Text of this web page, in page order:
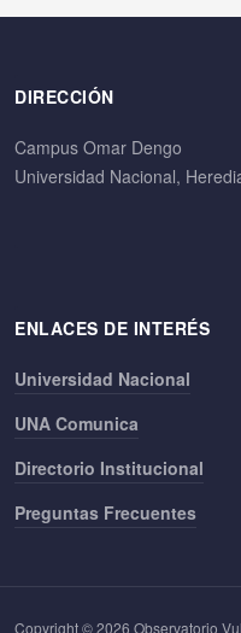
DIRECCIÓN
Campus Omar Dengo
Universidad Nacional,
ENLACES DE INTERÉS
Universidad Nacional
UNA Comunica
Directorio Institucional
Preguntas Frecuentes
Copyright © 2026 Observatorio